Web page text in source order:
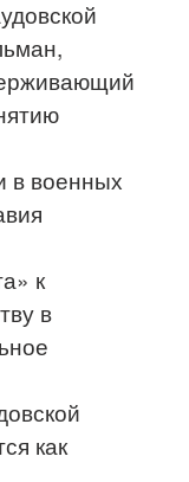
в военных
к
в
как